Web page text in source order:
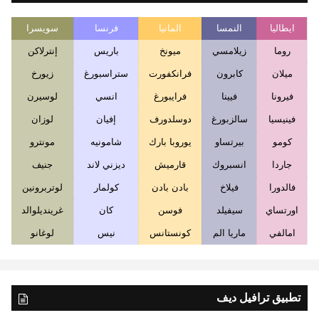
ايطاليا النمسا المانيا فرنسا سويسرا
روما زيلامسي ميونخ باريس إنترلاكن
ميلان كابرون فرانكفورت ستراسبورغ زيورخ
فيرونا فيينا فرايبورغ انسي لوسيرن
فينيسيا سالزبورغ دوسلدورف إفيان لوزان
كومو بيرتساو يوروبا بارك شامونيه مونترو
جاردا انسبروك قارميش ديزني لاند جنيف
فالدورا فيلاخ بادن بادن كولمار لوتربرونين
اورتساي سيفيلد فوسن كان غرينديلوالد
امالفي ماريا الم كونستانس نيس لوغانو
تطبيق ترافيل ديف